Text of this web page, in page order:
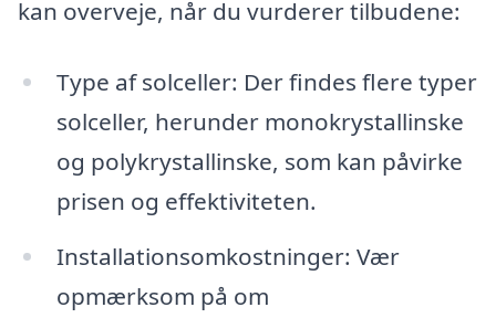
kan overveje, når du vurderer tilbudene:
Type af solceller: Der findes flere typer
solceller, herunder monokrystallinske
og polykrystallinske, som kan påvirke
prisen og effektiviteten.
Installationsomkostninger: Vær
opmærksom på om